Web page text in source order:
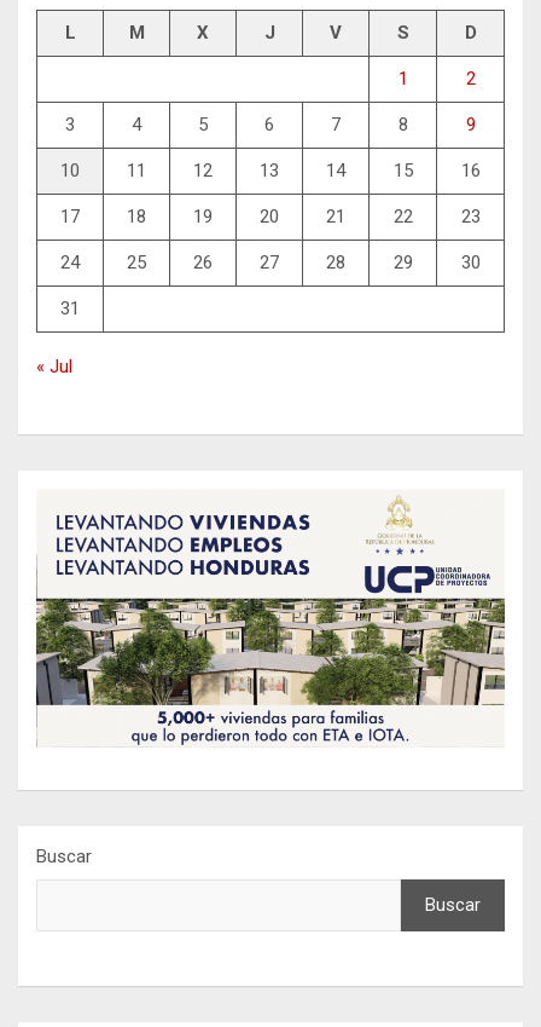
L M X J V S D
1 2
3 4 5 6 7 8 9
10 11 12 13 14 15 16
17 18 19 20 21 22 23
24 25 26 27 28 29 30
31
« Jul
Buscar
Buscar